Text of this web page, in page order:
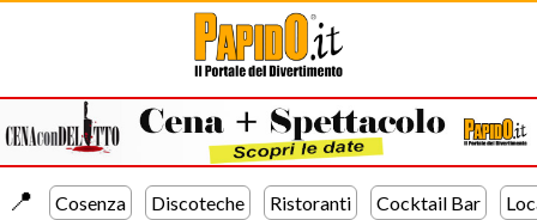
📍️ Cosenza Discoteche Ristoranti Cocktail Bar